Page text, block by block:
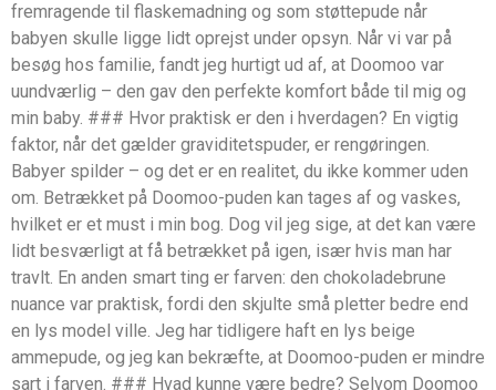
fremragende til flaskemadning og som støttepude når
babyen skulle ligge lidt oprejst under opsyn. Når vi var på
besøg hos familie, fandt jeg hurtigt ud af, at Doomoo var
uundværlig – den gav den perfekte komfort både til mig og
min baby. ### Hvor praktisk er den i hverdagen? En vigtig
faktor, når det gælder graviditetspuder, er rengøringen.
Babyer spilder – og det er en realitet, du ikke kommer uden
om. Betrækket på Doomoo-puden kan tages af og vaskes,
hvilket er et must i min bog. Dog vil jeg sige, at det kan være
lidt besværligt at få betrækket på igen, især hvis man har
travlt. En anden smart ting er farven: den chokoladebrune
nuance var praktisk, fordi den skjulte små pletter bedre end
en lys model ville. Jeg har tidligere haft en lys beige
ammepude, og jeg kan bekræfte, at Doomoo-puden er mindre
sart i farven. ### Hvad kunne være bedre? Selvom Doomoo